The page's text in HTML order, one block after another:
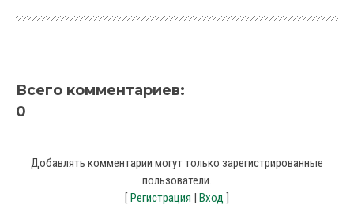
Всего комментариев:
0
Добавлять комментарии могут только зарегистрированные
пользователи.
[Регистрация | Вход ]